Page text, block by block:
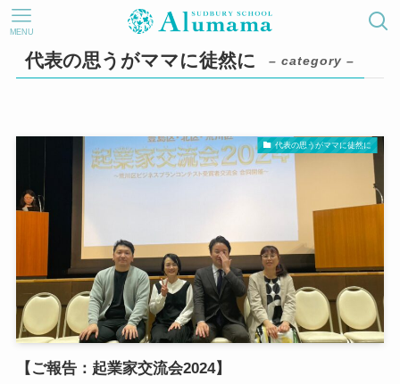
MENU
代表の思うがママに徒然に – category –
代表の思うがママに徒然に
【ご報告：起業家交流会2024】